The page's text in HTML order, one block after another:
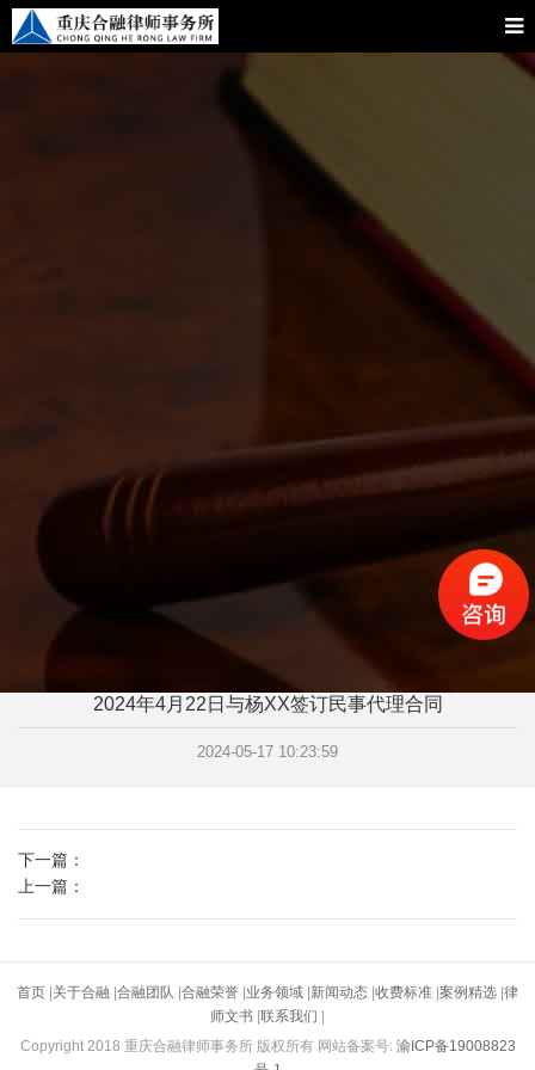
2024年4月22日与杨XX签订民事代理合同
2024-05-17 10:23:59
下一篇：
上一篇：
首页 |关于合融 |合融团队 |​合融荣誉 |业务领域 |新闻动态 |收费标准 |案例精选 |律
师文书 |联系我们 |
Copyright 2018 重庆合融律师事务所 版权所有 网站备案号: 渝ICP备19008823